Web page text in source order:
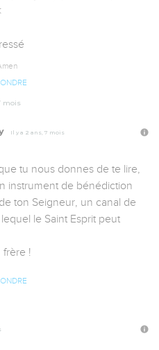
mois
Il y a 2 ans, 7 mois
tu nous donnes de te lire,
instrument de bénédiction
ton Seigneur, un canal de
le Saint Esprit peut
frère !